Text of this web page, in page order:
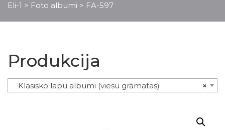
Eli-1 > Foto albumi > FA-597
Produkcija
×
Klasisko lapu albumi (viesu grāmatas)